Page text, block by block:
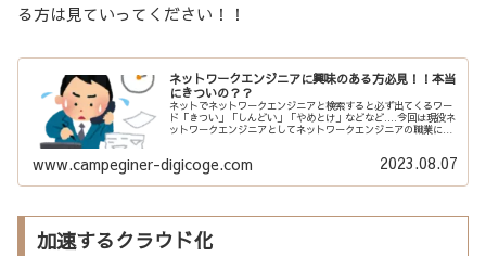
る方は見ていってください！！
ネットワークエンジニアに興味のある方必見！！本当
にきついの？？
ネットでネットワークエンジニアと検索すると必ず出てくるワー
ド「きつい」「しんどい」「やめとけ」などなど....今回は現役ネ
ットワークエンジニアとしてネットワークエンジニアの職業にお
www.campeginer-digicoge.com 2023.08.07
加速するクラウド化